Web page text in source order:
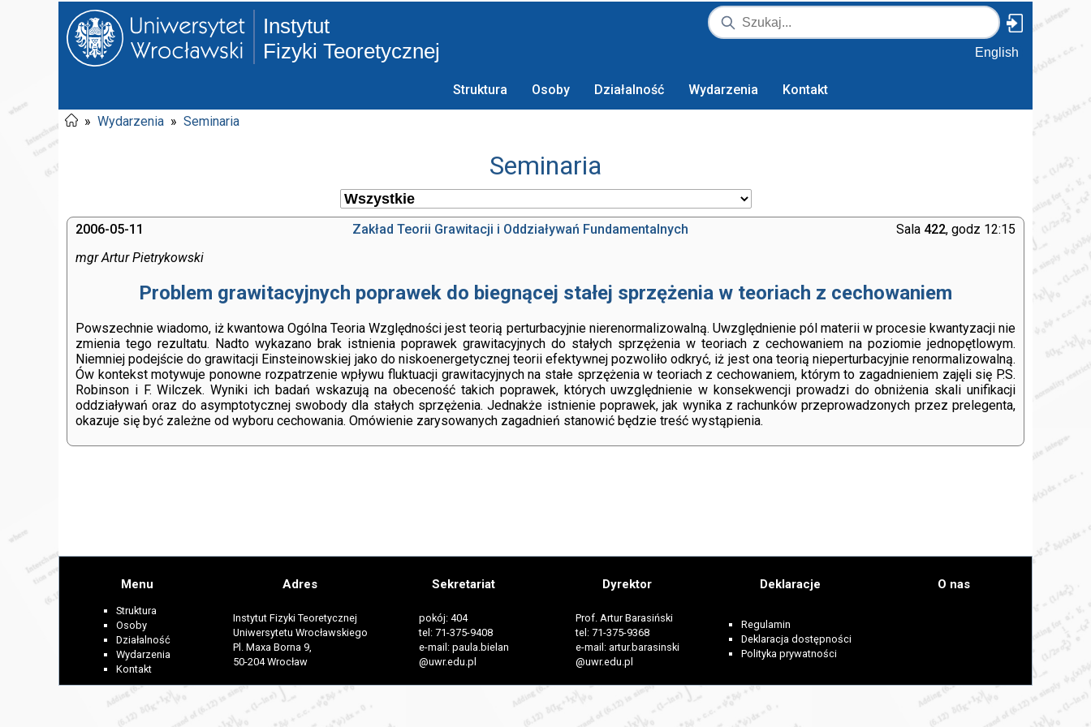
Instytut
Fizyki Teoretycznej
English
Struktura Osoby Działalność Wydarzenia Kontakt
» Wydarzenia » Seminaria
Seminaria
2006-05-11 Sala 422, godz 12:15
Zakład Teorii Grawitacji i Oddziaływań Fundamentalnych
mgr Artur Pietrykowski
Problem grawitacyjnych poprawek do biegnącej stałej sprzężenia w teoriach z cechowaniem
Powszechnie wiadomo, iż kwantowa Ogólna Teoria Względności jest teorią perturbacyjnie nierenormalizowalną. Uwzględnienie pól materii w procesie kwantyzacji nie
zmienia tego rezultatu. Nadto wykazano brak istnienia poprawek grawitacyjnych do stałych sprzężenia w teoriach z cechowaniem na poziomie jednopętlowym.
Niemniej podejście do grawitacji Einsteinowskiej jako do niskoenergetycznej teorii efektywnej pozwoliło odkryć, iż jest ona teorią nieperturbacyjnie renormalizowalną.
Ów kontekst motywuje ponowne rozpatrzenie wpływu fluktuacji grawitacyjnych na stałe sprzężenia w teoriach z cechowaniem, którym to zagadnieniem zajęli się P.S.
Robinson i F. Wilczek. Wyniki ich badań wskazują na obeceność takich poprawek, których uwzględnienie w konsekwencji prowadzi do obniżenia skali unifikacji
oddziaływań oraz do asymptotycznej swobody dla stałych sprzężenia. Jednakże istnienie poprawek, jak wynika z rachunków przeprowadzonych przez prelegenta,
okazuje się być zależne od wyboru cechowania. Omówienie zarysowanych zagadnień stanowić będzie treść wystąpienia.
Menu
Struktura
Osoby
Działalność
Wydarzenia
Kontakt
Adres
Instytut Fizyki Teoretycznej
Uniwersytetu Wrocławskiego
Pl. Maxa Borna 9,
50-204 Wrocław
Sekretariat
pokój: 404
tel: 71-375-9408
e-mail: paula.bielan
@uwr.edu.pl
Dyrektor
Prof. Artur Barasiński
tel: 71-375-9368
e-mail: artur.barasinski
@uwr.edu.pl
Deklaracje
Regulamin
Deklaracja dostępności
Polityka prywatności
O nas